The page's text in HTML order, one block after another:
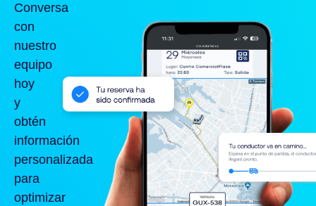
Conversa
con
nuestro
equipo
hoy
y
obtén
información
personalizada
para
optimizar